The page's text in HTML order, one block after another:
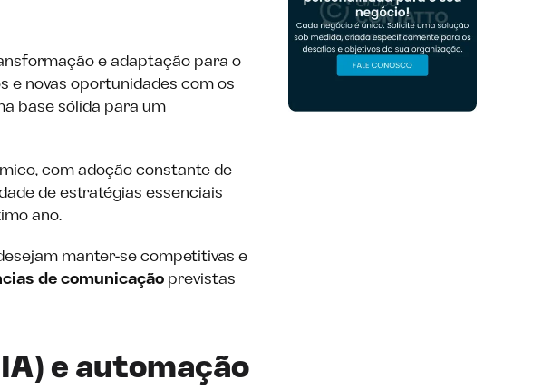
e adaptação para o
e novas oportunidades com os
base sólida para um
com adoção constante de
de estratégias essenciais
ano.
manter-se competitivas e
de comunicação previstas
e automação